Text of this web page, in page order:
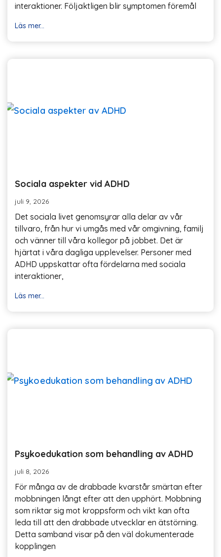
interaktioner. Följaktligen blir symptomen föremål
Läs mer...
Sociala aspekter vid ADHD
juli 9, 2026
Det sociala livet genomsyrar alla delar av vår
tillvaro, från hur vi umgås med vår omgivning, familj
och vänner till våra kollegor på jobbet. Det är
hjärtat i våra dagliga upplevelser. Personer med
ADHD uppskattar ofta fördelarna med sociala
interaktioner,
Läs mer...
Psykoedukation som behandling av ADHD
juli 8, 2026
För många av de drabbade kvarstår smärtan efter
mobbningen långt efter att den upphört. Mobbning
som riktar sig mot kroppsform och vikt kan ofta
leda till att den drabbade utvecklar en ätstörning.
Detta samband visar på den väl dokumenterade
kopplingen